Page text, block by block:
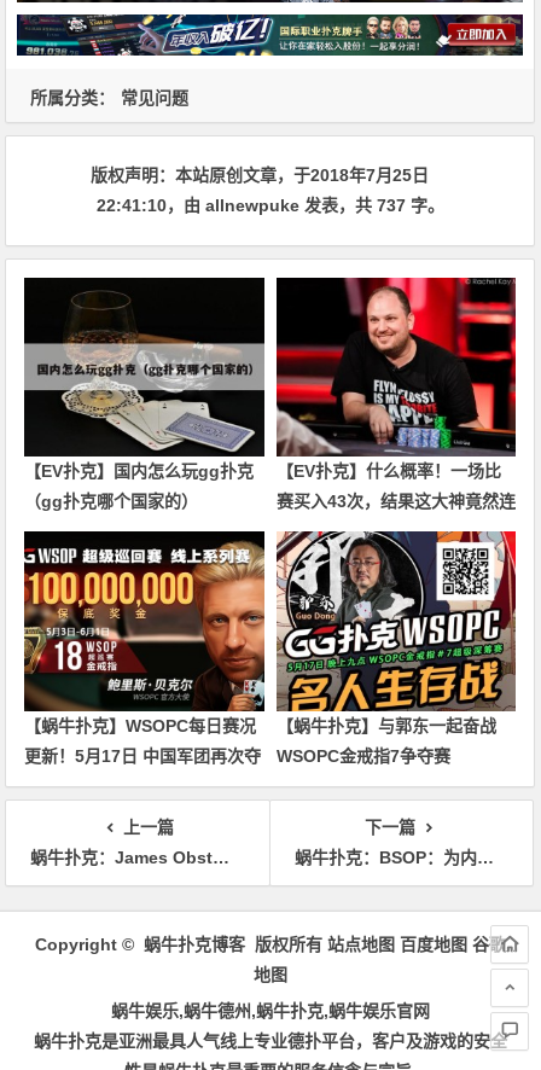
所属分类： 常见问题
版权声明：本站原创文章，于2018年7月25日
22:41:10，由allnewpuke 发表，共 737 字。
【EV扑克】国内怎么玩gg扑克
（gg扑克哪个国家的）
【EV扑克】什么概率！一场比
赛买入43次，结果这大神竟然连
奖励圈都没进
【蜗牛扑克】WSOPC每日赛况
更新！5月17日 中国军团再次夺
冠
【蜗牛扑克】与郭东一起奋战
WSOPC金戒指7争夺赛
上一篇
蜗牛扑克：James Obst转战网球生涯，期待自己能打温网！
下一篇
蜗牛扑克：BSOP：为内马尔延期赛程！
文
Copyright © 蜗牛扑克博客 版权所有 站点地图 百度地图 谷歌
地图
蜗牛娱乐,蜗牛德州,蜗牛扑克,蜗牛娱乐官网
蜗牛扑克是亚洲最具人气线上专业德扑平台，客户及游戏的安全